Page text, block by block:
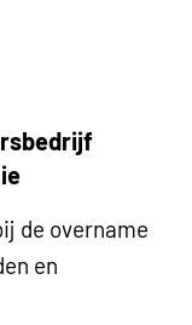
de overname
en